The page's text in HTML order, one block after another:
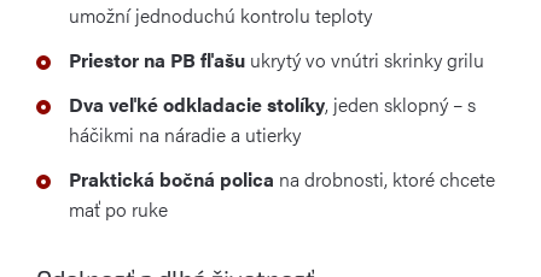
umožní jednoduchú kontrolu teploty
Priestor na PB fľašu ukrytý vo vnútri skrinky grilu
Dva veľké odkladacie stolíky, jeden sklopný – s
háčikmi na náradie a utierky
Praktická bočná polica na drobnosti, ktoré chcete
mať po ruke